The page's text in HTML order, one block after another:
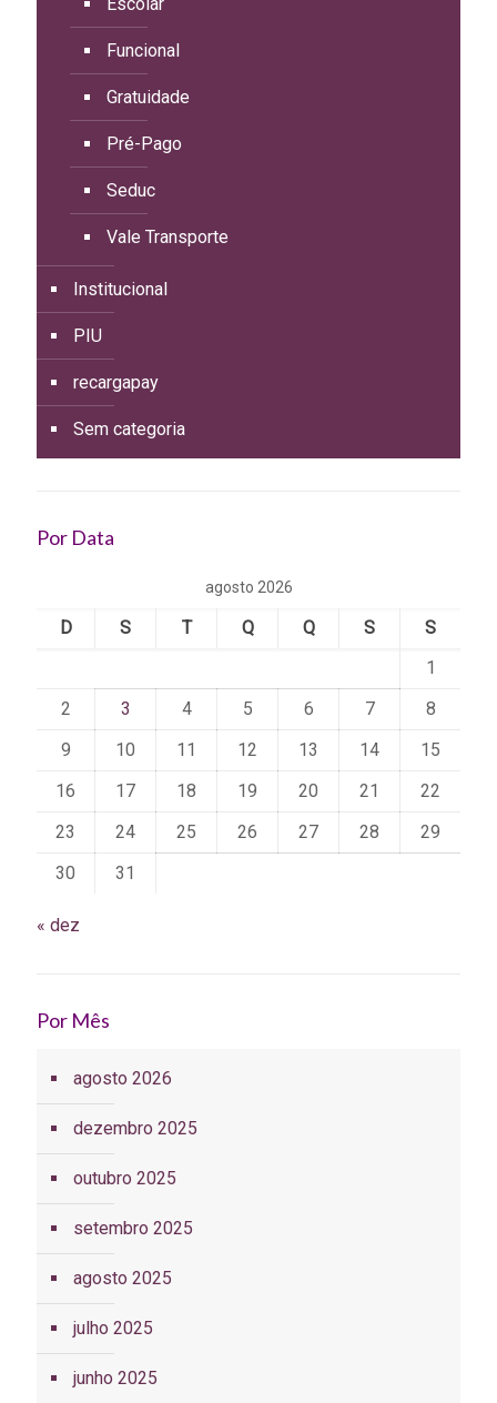
Funcional
Gratuidade
Pré-Pago
Seduc
Vale Transporte
Institucional
PIU
recargapay
Sem categoria
Por Data
agosto 2026
D S T Q Q S
S
1
2
3 4 5 6 7
8
9
10 11 12 13 14
15
16
17 18 19 20 21
22
23
24 25 26 27 28
29
30
31
« dez
Por Mês
agosto 2026
dezembro 2025
outubro 2025
setembro 2025
agosto 2025
julho 2025
junho 2025